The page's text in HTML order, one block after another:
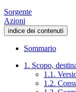
Sorgente
Azioni
indice dei contenuti
Sommario
1. Scopo,
1.1.
1.2.